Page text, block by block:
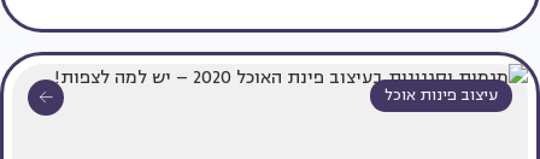
עיצוב פינות אוכל